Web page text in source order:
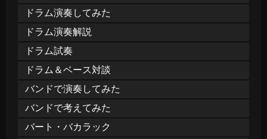
ドラム演奏してみた
ドラム演奏解説
ドラム試奏
ドラム＆ベース対談
バンドで演奏してみた
バンドで考えてみた
バート・バカラック